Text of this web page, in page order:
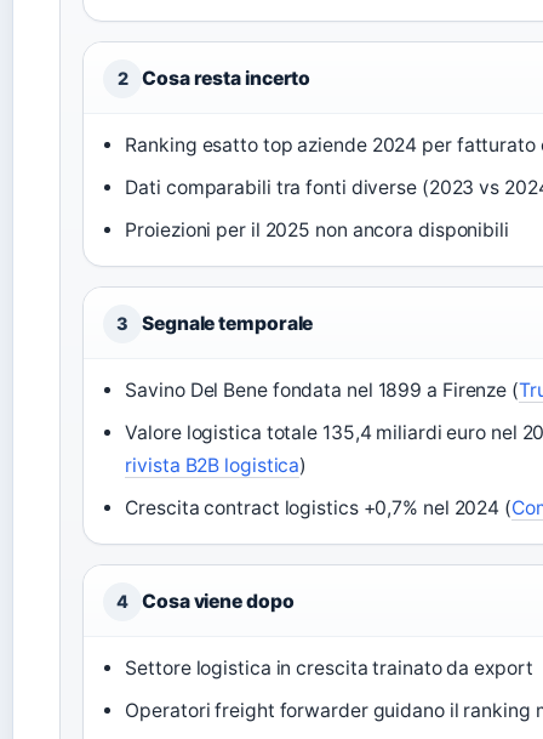
2 Cosa resta incerto
Ranking esatto top aziende 2024 per fatturato
Dati comparabili tra fonti diverse (2023 vs
Proiezioni per il 2025 non ancora disponibili
3 Segnale temporale
Savino Del Bene fondata nel 1899 a Firenze (
Valore logistica totale 135,4 miliardi euro nel
rivista B2B logistica)
Crescita contract logistics +0,7% nel 2024 (
4 Cosa viene dopo
Settore logistica in crescita trainato da export
Operatori freight forwarder guidano il ranking